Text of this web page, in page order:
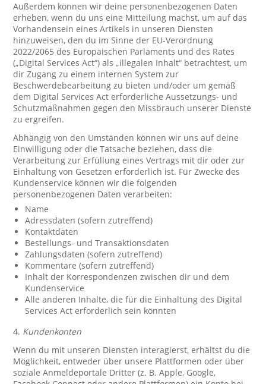
Außerdem können wir deine personenbezogenen Daten
erheben, wenn du uns eine Mitteilung machst, um auf das
Vorhandensein eines Artikels in unseren Diensten
hinzuweisen, den du im Sinne der EU-Verordnung
2022/2065 des Europäischen Parlaments und des Rates
(„Digital Services Act“) als „illegalen Inhalt“ betrachtest, um
dir Zugang zu einem internen System zur
Beschwerdebearbeitung zu bieten und/oder um gemäß
dem Digital Services Act erforderliche Aussetzungs- und
Schutzmaßnahmen gegen den Missbrauch unserer Dienste
zu ergreifen.
Abhängig von den Umständen können wir uns auf deine
Einwilligung oder die Tatsache beziehen, dass die
Verarbeitung zur Erfüllung eines Vertrags mit dir oder zur
Einhaltung von Gesetzen erforderlich ist. Für Zwecke des
Kundenservice können wir die folgenden
personenbezogenen Daten verarbeiten:
Name
Adressdaten (sofern zutreffend)
Kontaktdaten
Bestellungs- und Transaktionsdaten
Zahlungsdaten (sofern zutreffend)
Kommentare (sofern zutreffend)
Inhalt der Korrespondenzen zwischen dir und dem
Kundenservice
Alle anderen Inhalte, die für die Einhaltung des Digital
Services Act erforderlich sein könnten
4. Kundenkonten
Wenn du mit unseren Diensten interagierst, erhältst du die
Möglichkeit, entweder über unsere Plattformen oder über
soziale Anmeldeportale Dritter (z. B. Apple, Google,